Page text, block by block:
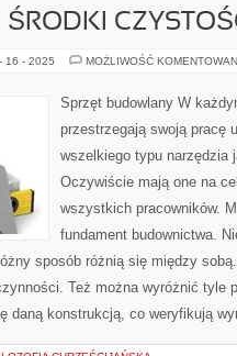
ŚRODKI
16 - 2025 MOŻLIWOŚĆ
Sprzęt budowlany W
przestrzegają swoją pracę
wszelkiego typu narzędzia
Oczywiście mają one na
wszystkich pracowników.
fundament budownictwa.
sposób różnią się między
Też można wyróżnić tyle
daną konstrukcją, co weryfikują